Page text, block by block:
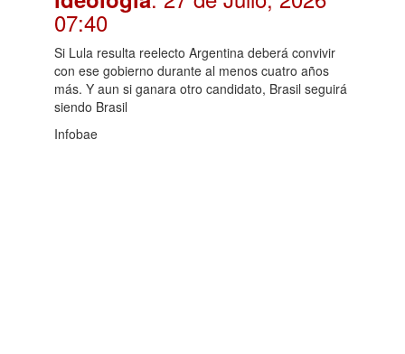
07:40
Si Lula resulta reelecto Argentina deberá convivir
con ese gobierno durante al menos cuatro años
más. Y aun si ganara otro candidato, Brasil seguirá
siendo Brasil
Infobae